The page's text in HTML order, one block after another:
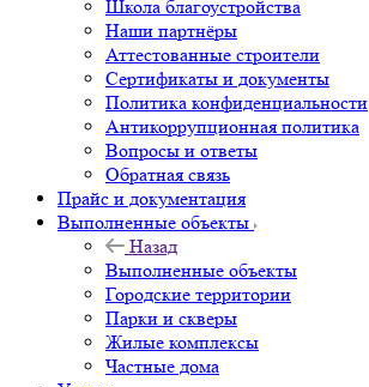
Школа благоустройства
Наши партнёры
Аттестованные строители
Сертификаты и документы
Политика конфиденциальности
Антикоррупционная политика
Вопросы и ответы
Обратная связь
Прайс и документация
Выполненные объекты
Назад
Выполненные объекты
Городские территории
Парки и скверы
Жилые комплексы
Частные дома